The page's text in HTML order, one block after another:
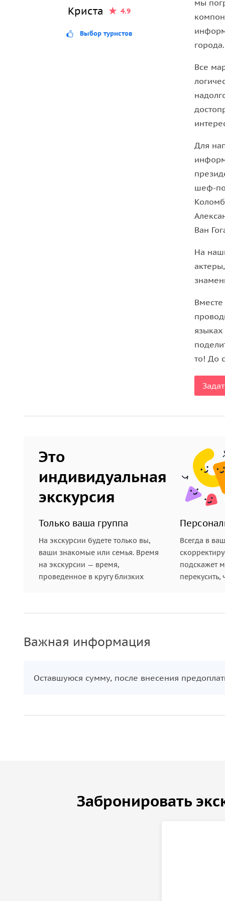
экспозицией работ пуантилистов и творениями
Дух того времени вы прочувствуете в деталях
• Провокационное «Происхождение мира»
• Видовую точку на Париж сквозь часы музея
• Входные билеты в музей оплачиваются
• Для участников экскурсии до 18 лет вход в
• К оплате не принимаются купюры 200 и 500
Пожалуйста, приобретите входные билеты на
чтобы он их вам подготовил (16 €/чел. для
Криста 4.9
Выбор туристов
мы
города.
Все
Для
шеф-
Ван
На
то! До
Это
индивидуальная
экскурсия
Только ваша группа
На экскурсии будете только вы,
ваши знакомые или семья. Время
на экскурсии — время,
проведенное в кругу близких
Всегда в
подскажет
перекусить,
Важная информация
Оставшуюся сумму, после внесения
Забронировать